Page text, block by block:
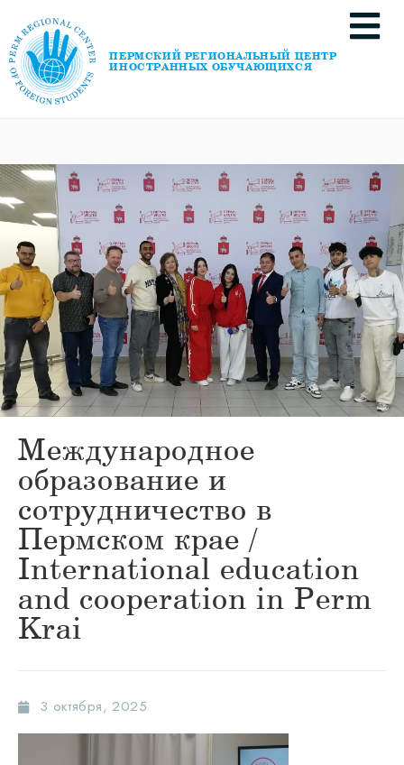
ПЕРМСКИЙ РЕГИОНАЛЬНЫЙ ЦЕНТР
ИНОСТРАННЫХ ОБУЧАЮЩИХСЯ
Международное
образование и
сотрудничество в
Пермском крае /
International education
and cooperation in Perm
Krai
3 октября, 2025